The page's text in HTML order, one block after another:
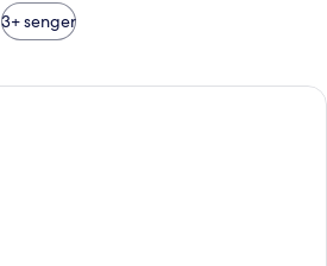
3+ senger
Safe på rommet, skrivebord,